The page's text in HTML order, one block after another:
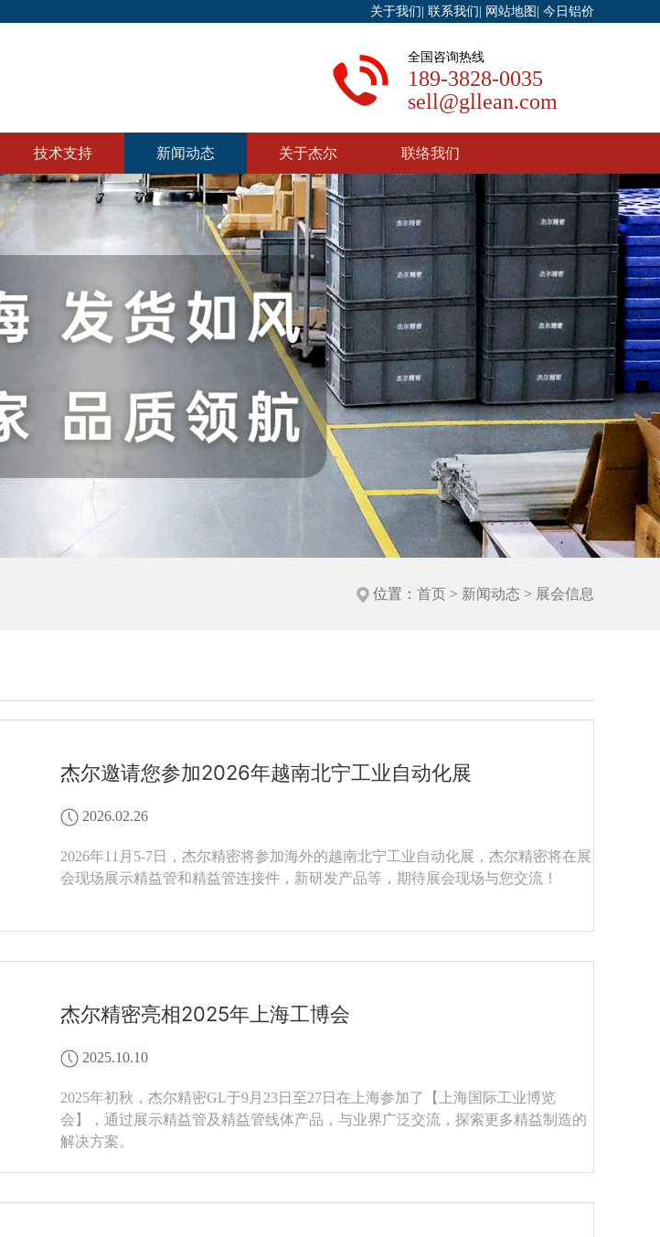
关于我们 联系我们 网站地图 今日铝价
全国咨询热线
189-3828-0035
sell@gllean.com
技术支持 新闻动态 关于杰尔 联络我们
位置： 首页 > 新闻动态 > 展会信息
杰尔邀请您参加2026年越南北宁工业自动化展
2026.02.26
2026年11月5-7日，杰尔精密将参加海外的越南北宁工业自动化展，杰尔精密将在展
会现场展示精益管和精益管连接件，新研发产品等，期待展会现场与您交流！
杰尔精密亮相2025年上海工博会
2025.10.10
2025年初秋，杰尔精密GL于9月23日至27日在上海参加了【上海国际工业博览
会】，通过展示精益管及精益管线体产品，与业界广泛交流，探索更多精益制造的
解决方案。